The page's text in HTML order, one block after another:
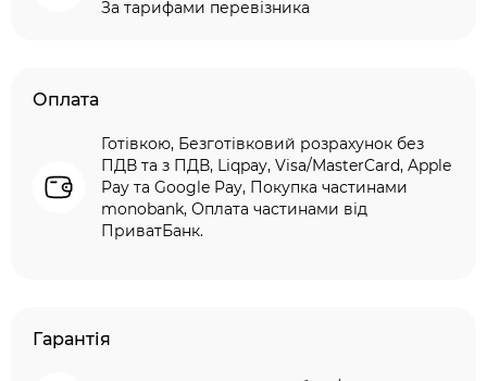
За тарифами перевізника
Оплата
Готівкою, Безготівковий розрахунок без
ПДВ та з ПДВ, Liqpay, Visa/MasterCard, Apple
Pay та Google Pay, Покупка частинами
monobank, Оплата частинами від
ПриватБанк.
Гарантія